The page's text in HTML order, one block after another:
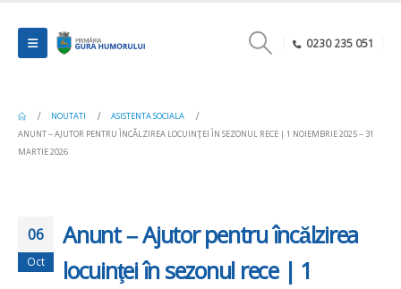
0230 235 051
NOUTATI
ASISTENTA SOCIALA
ANUNT – AJUTOR PENTRU ÎNCĂLZIREA LOCUINŢEI ÎN SEZONUL RECE | 1 NOIEMBRIE 2025 – 31
MARTIE 2026
06
Oct
Anunt – Ajutor pentru încălzirea
locuinţei în sezonul rece | 1